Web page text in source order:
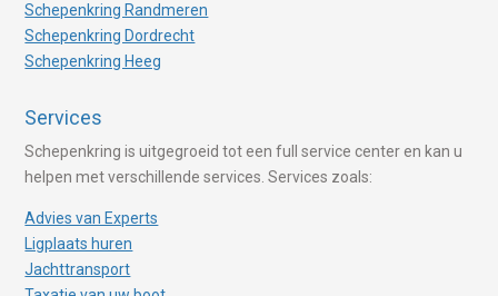
Schepenkring Randmeren
Schepenkring Dordrecht
Schepenkring Heeg
Services
Schepenkring is uitgegroeid tot een full service center en kan u
helpen met verschillende services. Services zoals:
Advies van Experts
Ligplaats huren
Jachttransport